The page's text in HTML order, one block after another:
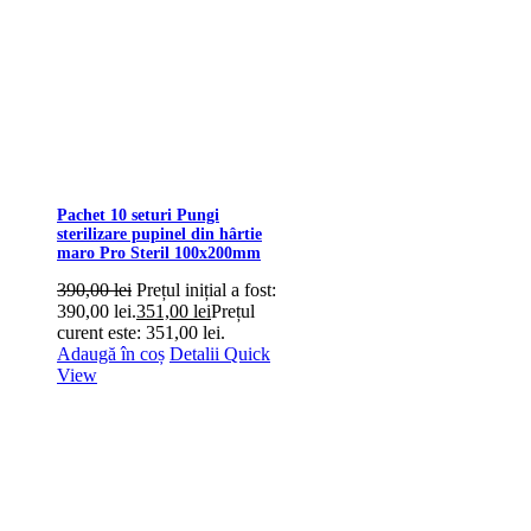
Pachet 10 seturi Pungi
sterilizare pupinel din hârtie
maro Pro Steril 100x200mm
390,00lei Prețul inițial a fost:
390,00 lei.351,00 leiPrețul
curent este: 351,00 lei.
Adaugă în coș Detalii Quick
View